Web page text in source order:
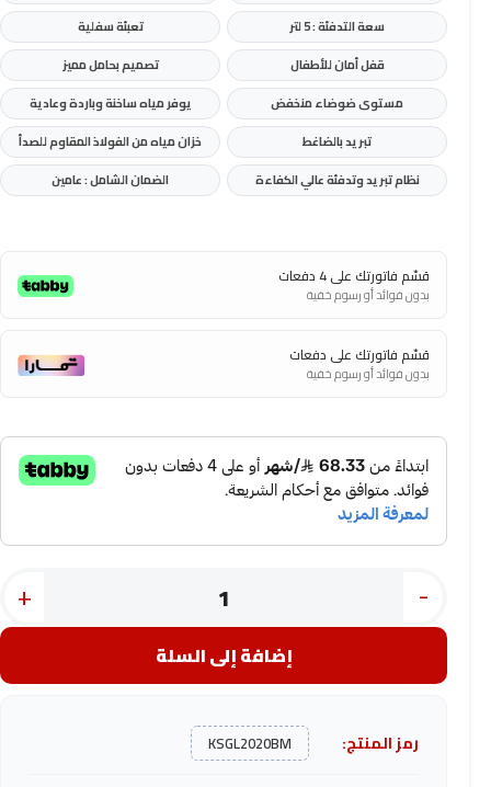
سعة التدفئة : 5 لتر
تعبئة سفلية
قفل أمان للأطفال
تصميم بحامل مميز
مستوى ضوضاء منخفض
يوفر مياه ساخنة وباردة وعادية
تبريد بالضاغط
خزان مياه من الفولاذ المقاوم للصدأ
نظام تبريد وتدفئة عالي الكفاءة
الضمان الشامل : عامين
قسّم فاتورتك على 4 دفعات
بدون فوائد أو رسوم خفية
قسّم فاتورتك على دفعات
بدون فوائد أو رسوم خفية
-
+
إضافة إلى السلة
رمز المنتج: KSGL2020BM